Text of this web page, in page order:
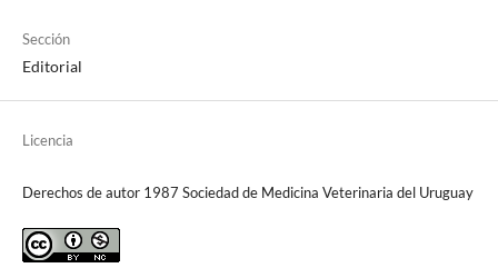
Sección
Editorial
Licencia
Derechos de autor 1987 Sociedad de Medicina Veterinaria del Uruguay